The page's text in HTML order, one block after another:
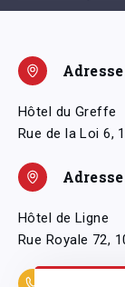
Hôtel du Greffe
Rue de la Loi 6,
Hôtel de Ligne
Rue Royale 72,